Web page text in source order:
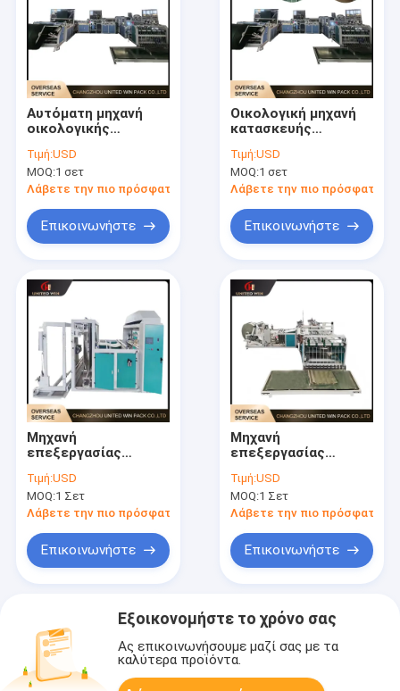
Αυτόματη μηχανή
οικολογικής
σακουλών υψηλής
απόδοσης σταθερή
παραγωγή για την
υφαντικών
σακουλών
Τιμή:USD
MOQ:1 σετ
Λάβετε την πιο πρόσφατη τιμή
Επικοινωνήστε
Οικολογική μηχανή
κατασκευής
σακουλών υψηλής
ταχύτητας ομαλή
λειτουργία για την
βιομηχανικών
σακουλών
Τιμή:USD
MOQ:1 σετ
Λάβετε την πιο πρόσφατη
Επικοινωνήστε
Μηχανή
επεξεργασίας
mm Ακριβής κοπή
συνεχούς
λειτουργίας για
τσάντες
Τιμή:USD
MOQ:1 Σετ
Λάβετε την πιο πρόσφατη τιμή
Επικοινωνήστε
Μηχανή
επεξεργασίας
σακουλών 1300mm
Σταθερή λειτουργία
ακριβής
βιομηχανικές
σακούλες
Τιμή:USD
MOQ:1 Σετ
Λάβετε την πιο πρόσφατη
Επικοινωνήστε
Εξοικονομήστε το χρόνο σας
Ας επικοινωνήσουμε μαζί σας με τα
καλύτερα προϊόντα.